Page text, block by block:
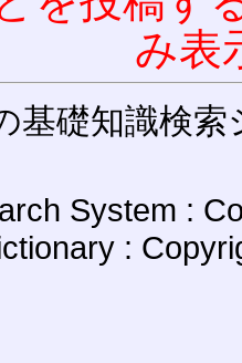
み表
基礎知識検索
System :
: